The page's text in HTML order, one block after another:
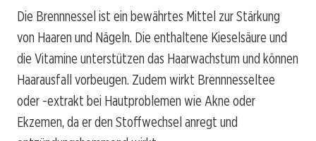
Die Brennnessel ist ein bewährtes Mittel zur Stärkung
von Haaren und Nägeln. Die enthaltene Kieselsäure und
die Vitamine unterstützen das Haarwachstum und können
Haarausfall vorbeugen. Zudem wirkt Brennnesseltee
oder -extrakt bei Hautproblemen wie Akne oder
Ekzemen, da er den Stoffwechsel anregt und